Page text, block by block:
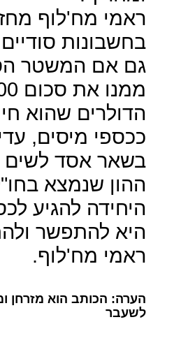
ראמי מח'לוף
בחשבונות
גם אם המשטר
הדולרים שהוא
ככספי מיסים,
בשאר אסד לשים
ההון שנמצא
היחידה להגיע
היא להתפשר
ראמי מח'לוף.
הערה: הכותב הוא מזרחן
לשעבר